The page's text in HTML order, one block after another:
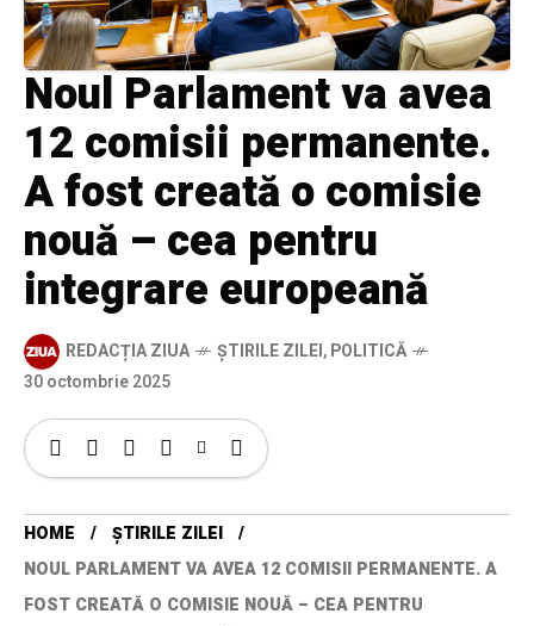
Noul Parlament va avea
12 comisii permanente.
A fost creată o comisie
nouă – cea pentru
integrare europeană
REDACȚIA ZIUA ȘTIRILE ZILEI,POLITICĂ
30 octombrie 2025
HOME
ȘTIRILE ZILEI
NOUL PARLAMENT VA AVEA 12 COMISII PERMANENTE. A
FOST CREATĂ O COMISIE NOUĂ – CEA PENTRU